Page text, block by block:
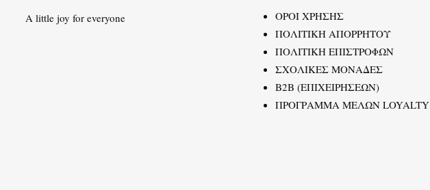
A little joy for everyone
ΟΡΟΙ ΧΡΗΣΗΣ
ΠΟΛΙΤΙΚΗ ΑΠΟΡΡΗΤΟΥ
ΠΟΛΙΤΙΚΗ ΕΠΙΣΤΡΟΦΩΝ
ΣΧΟΛΙΚΕΣ ΜΟΝΑΔΕΣ
B2B (ΕΠΙΧΕΙΡΗΣΕΩΝ)
ΠΡΟΓΡΑΜΜΑ ΜΕΛΩΝ LOYALTY